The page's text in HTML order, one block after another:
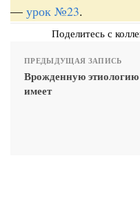
— урок №23.
Поделитесь с
ПРЕДЫДУЩАЯ ЗАПИСЬ
Врожденную этиологию
имеет